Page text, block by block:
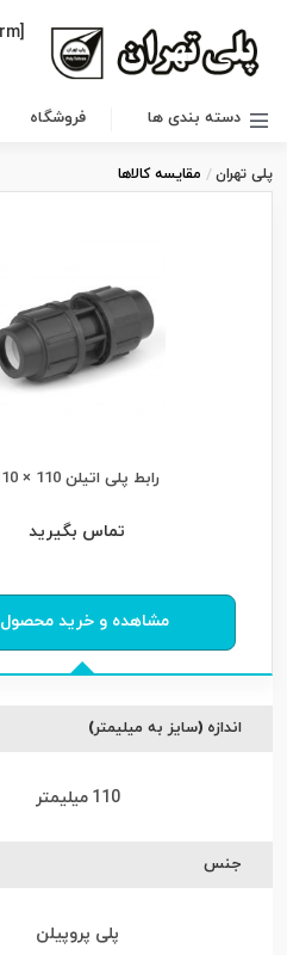
[wcas-search-form]
دسته بندی ها فروشگاه
پلی تهران مقایسه کالاها
رابط پلی اتیلن 110 × 110
تماس بگیرید
مشاهده و خرید محصول
اندازه (سایز به میلیمتر)
110 میلیمتر
جنس
پلی پروپیلن